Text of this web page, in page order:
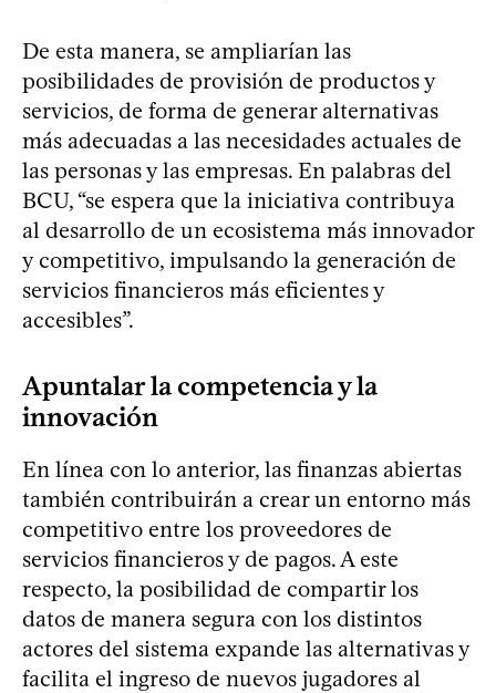
De esta manera, se ampliarían las
posibilidades de provisión de productos y
servicios, de forma de generar alternativas
más adecuadas a las necesidades actuales de
las personas y las empresas. En palabras del
BCU, “se espera que la iniciativa contribuya
al desarrollo de un ecosistema más innovador
y competitivo, impulsando la generación de
servicios financieros más eficientes y
accesibles”.
Apuntalar la competencia y la
innovación
En línea con lo anterior, las finanzas abiertas
también contribuirán a crear un entorno más
competitivo entre los proveedores de
servicios financieros y de pagos. A este
respecto, la posibilidad de compartir los
datos de manera segura con los distintos
actores del sistema expande las alternativas y
facilita el ingreso de nuevos jugadores al